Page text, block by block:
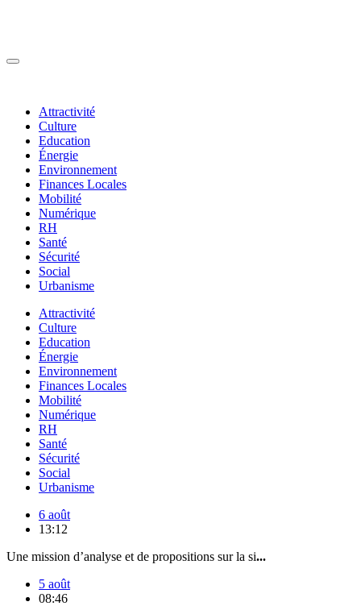
Attractivité
Culture
Education
Énergie
Environnement
Finances Locales
Mobilité
Numérique
RH
Santé
Sécurité
Social
Urbanisme
Attractivité
Culture
Education
Énergie
Environnement
Finances Locales
Mobilité
Numérique
RH
Santé
Sécurité
Social
Urbanisme
6 août
13:12
Une mission d’analyse et de propositions sur la si...
5 août
08:46